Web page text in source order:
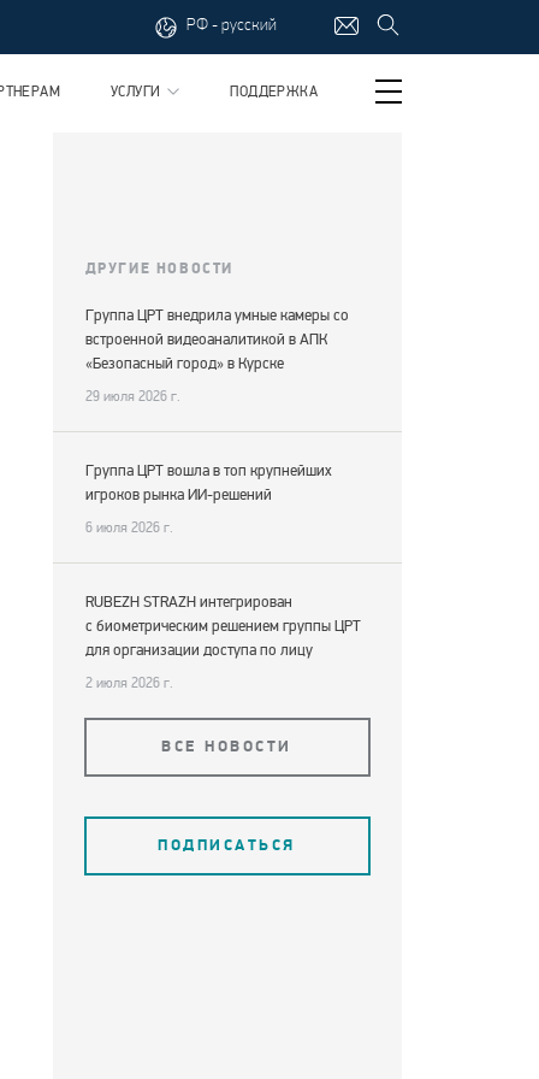
РФ - русский
УСЛУГИ ПОДДЕРЖКА
ДРУГИЕ НОВОСТИ
Группа ЦРТ внедрила умные камеры со
встроенной видеоаналитикой в АПК
«Безопасный город» в Курске
29 июля 2026 г.
Группа ЦРТ вошла в топ крупнейших
игроков рынка ИИ-решений
6 июля 2026 г.
RUBEZH STRAZH интегрирован
с биометрическим решением группы ЦРТ
для организации доступа по лицу
2 июля 2026 г.
ВСЕ НОВОСТИ
ПОДПИСАТЬСЯ